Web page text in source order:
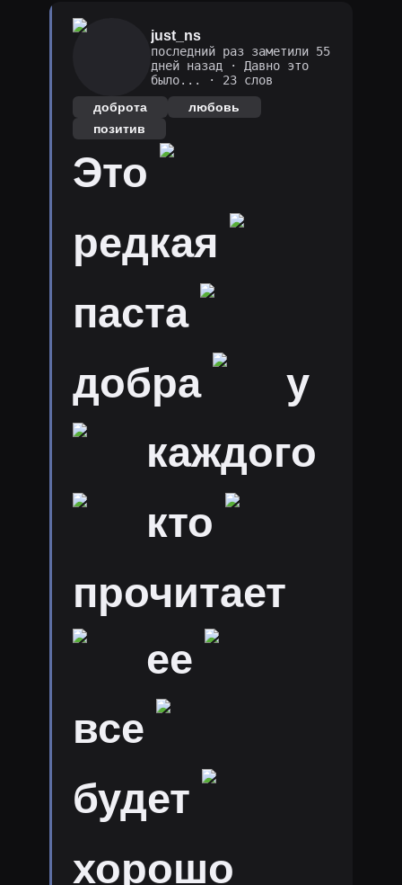
just_ns
последний раз заметили 55
дней назад ·
Давно это
было...
· 23 слов
доброта
любовь
позитив
Это
редкая
паста
добра
у
каждого
кто
прочитает
ее
все
будет
хорошо